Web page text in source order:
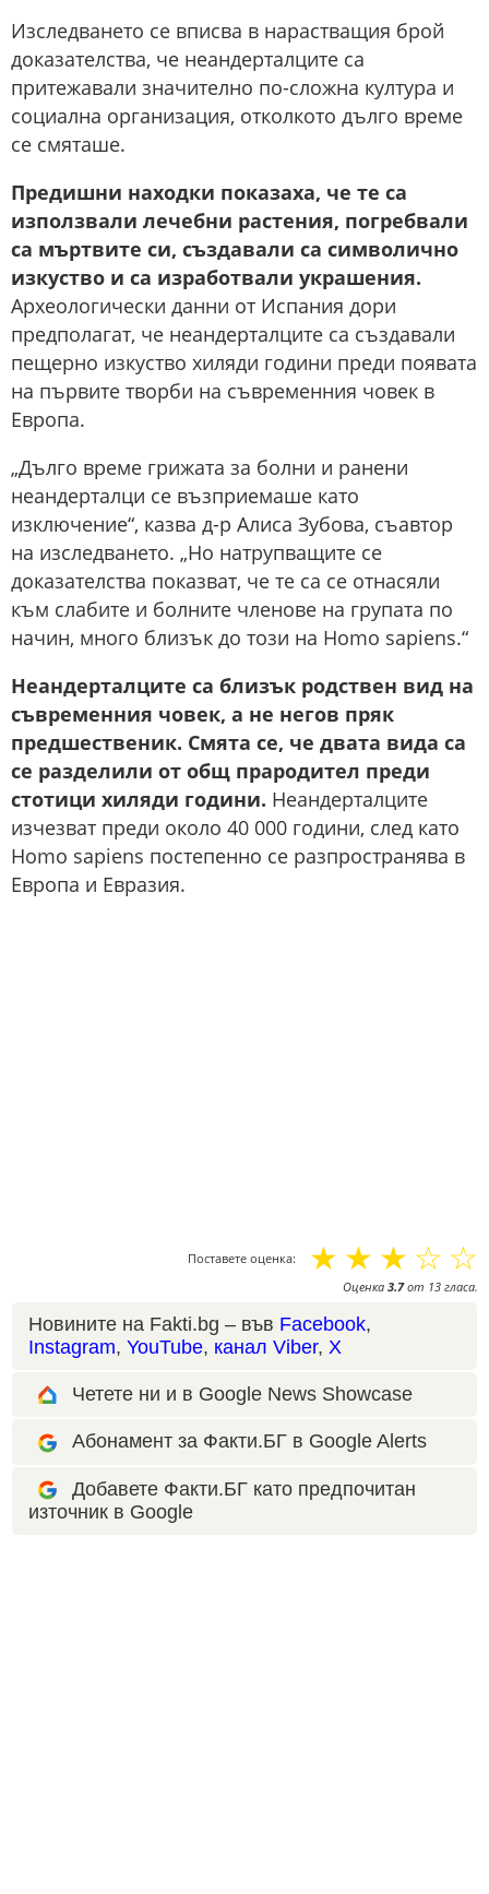
Изследването се вписва в нарастващия брой
доказателства, че неандерталците са
притежавали значително по-сложна култура и
социална организация, отколкото дълго време
се смяташе.
Предишни находки показаха, че те са
използвали лечебни растения, погребвали
са мъртвите си, създавали са символично
изкуство и са изработвали украшения.
Археологически данни от Испания дори
предполагат, че неандерталците са създавали
пещерно изкуство хиляди години преди появата
на първите творби на съвременния човек в
Европа.
„Дълго време грижата за болни и ранени
неандерталци се възприемаше като
изключение“, казва д-р Алиса Зубова, съавтор
на изследването. „Но натрупващите се
доказателства показват, че те са се отнасяли
към слабите и болните членове на групата по
начин, много близък до този на Homo sapiens.“
Неандерталците са близък родствен вид на
съвременния човек, а не негов пряк
предшественик. Смята се, че двата вида са
се разделили от общ прародител преди
стотици хиляди години. Неандерталците
изчезват преди около 40 000 години, след като
Homo sapiens постепенно се разпространява в
Европа и Евразия.
Поставете оценка: ☆
☆
☆
☆
☆
Оценка 3.7от 13 гласа.
Новините на Fakti.bg – във Facebook,
Instagram, YouTube, канал Viber, X
Четете ни и в Google News Showcase
Абонамент за Факти.БГ в Google Alerts
Добавете Факти.БГ като предпочитан
източник в Google